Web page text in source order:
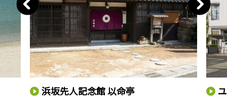
浜坂先人記念館 以命亭